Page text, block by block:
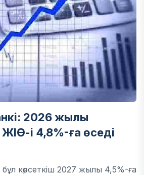
2026 жылы
ЖІӨ-і 4,8%-ға өседі
көрсеткіш 2027 жылы 4,5%-ға